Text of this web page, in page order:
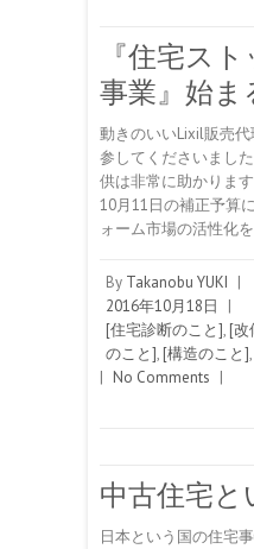
『住宅ス
事業』始ま
動きのいいLixil販売
参してくださいまし
供は非常に助かりま
10月11日の補正予算
ォーム市場の活性化
By Takanobu YUKI |
2016年10月18日
|
[住宅診断のこと], [改
のこと], [構造のこと],
| No Comments |
中古住宅と
日本という国の住宅